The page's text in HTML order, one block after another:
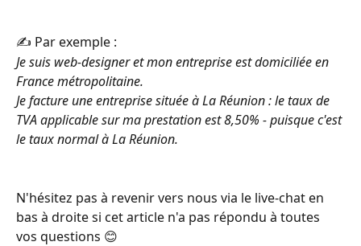
✍️ Par exemple :
Je suis web-designer et mon entreprise est domiciliée en
France métropolitaine.
Je facture une entreprise située à La Réunion : le taux de
TVA applicable sur ma prestation est 8,50% - puisque c'est
le taux normal à La Réunion.
N'hésitez pas à revenir vers nous via le live-chat en
bas à droite si cet article n'a pas répondu à toutes
vos questions 😊